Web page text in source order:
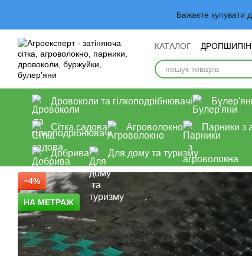
Бажаєте
КАТАЛОГ
Обмін та повернення
Дровоколи та гілкоподрібнювачі
Сітка садова Агроволокно Парники з
Добрива Для дому та туризму
−4%
НА МЕТРАЖ